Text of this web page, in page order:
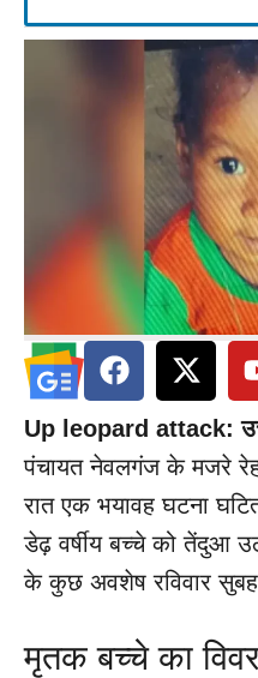
Up leopard attack:
पंचायत नेवलगंज के मजरे
रात एक भयावह घटना
डेढ़ वर्षीय बच्चे को तेंदुआ
के कुछ अवशेष रविवार सुबह
मृतक बच्चे का